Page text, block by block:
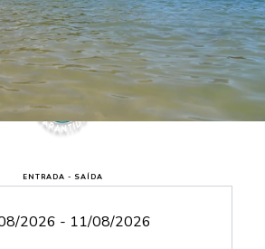
ENTRADA - SAÍDA